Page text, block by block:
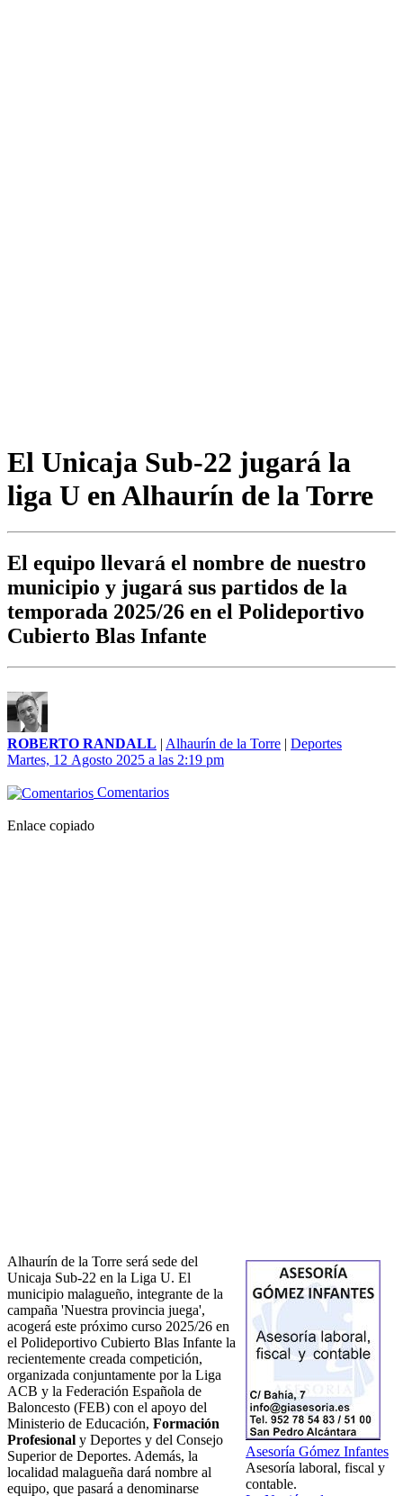
El Unicaja Sub-22 jugará la
liga U en Alhaurín de la Torre
El equipo llevará el nombre de nuestro
municipio y jugará sus partidos de la
temporada 2025/26 en el Polideportivo
Cubierto Blas Infante
ROBERTO RANDALL | Alhaurín de la Torre | Deportes
Martes, 12 Agosto 2025 a las 2:19 pm
Comentarios
Enlace copiado
Asesoría Gómez Infantes
Asesoría laboral, fiscal y
contable.
Alhaurín de la Torre será sede del
Unicaja Sub-22 en la Liga U. El
municipio malagueño, integrante de la
campaña 'Nuestra provincia juega',
acogerá este próximo curso 2025/26 en
el Polideportivo Cubierto Blas Infante la
recientemente creada competición,
organizada conjuntamente por la Liga
ACB y la Federación Española de
Baloncesto (FEB) con el apoyo del
Ministerio de Educación, Formación
Profesional y Deportes y del Consejo
Superior de Deportes. Además, la
localidad malagueña dará nombre al
equipo, que pasará a denominarse